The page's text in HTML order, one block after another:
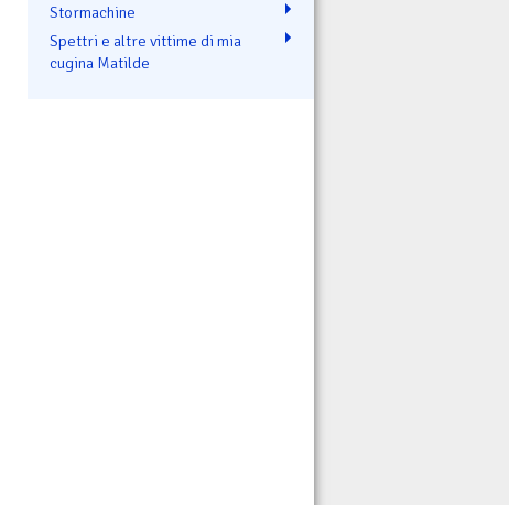
Stormachine
Spettri e altre vittime di mia
cugina Matilde